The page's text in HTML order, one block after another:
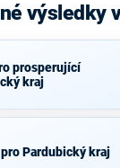
výsledky
prosperující
kraj
Pardubický kraj